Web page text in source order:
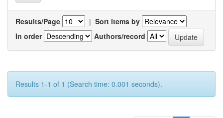
Results/Page | Sort items by
In order
Authors/record
Results 1-1 of 1 (Search time: 0.001 seconds).